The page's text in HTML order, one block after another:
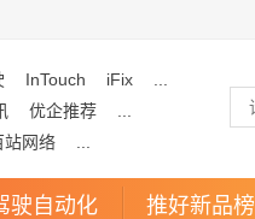
InTouch iFix
优企推荐
站网络
驶自动化 推好新品榜